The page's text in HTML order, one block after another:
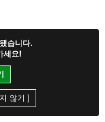
습니다.
세요!
않기 ]